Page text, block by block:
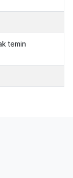
temin